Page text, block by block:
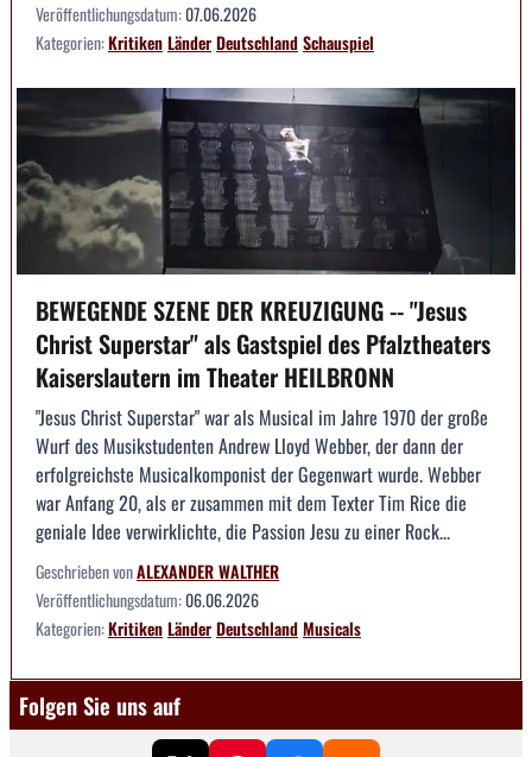
Veröffentlichungsdatum:07.06.2026
Kategorien:KritikenLänderDeutschlandSchauspiel
BEWEGENDE SZENE DER KREUZIGUNG -- "Jesus
Christ Superstar" als Gastspiel des Pfalztheaters
Kaiserslautern im Theater HEILBRONN
"Jesus Christ Superstar" war als Musical im Jahre 1970 der große
Wurf des Musikstudenten Andrew Lloyd Webber, der dann der
erfolgreichste Musicalkomponist der Gegenwart wurde. Webber
war Anfang 20, als er zusammen mit dem Texter Tim Rice die
geniale Idee verwirklichte, die Passion Jesu zu einer Rock...
Geschrieben vonALEXANDER WALTHER
Veröffentlichungsdatum:06.06.2026
Kategorien:KritikenLänderDeutschlandMusicals
Folgen Sie uns auf